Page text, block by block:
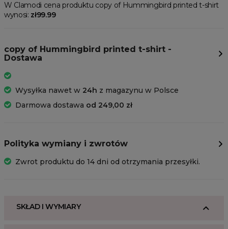
W Clamodi cena produktu copy of Hummingbird printed t-shirt
wynosi: zł99.99
copy of Hummingbird printed t-shirt -
Dostawa
Wysyłka nawet w 24h z magazynu w Polsce
Darmowa dostawa od 249,00 zł
Polityka wymiany i zwrotów
Zwrot produktu do 14 dni od otrzymania przesyłki.
SKŁAD I WYMIARY